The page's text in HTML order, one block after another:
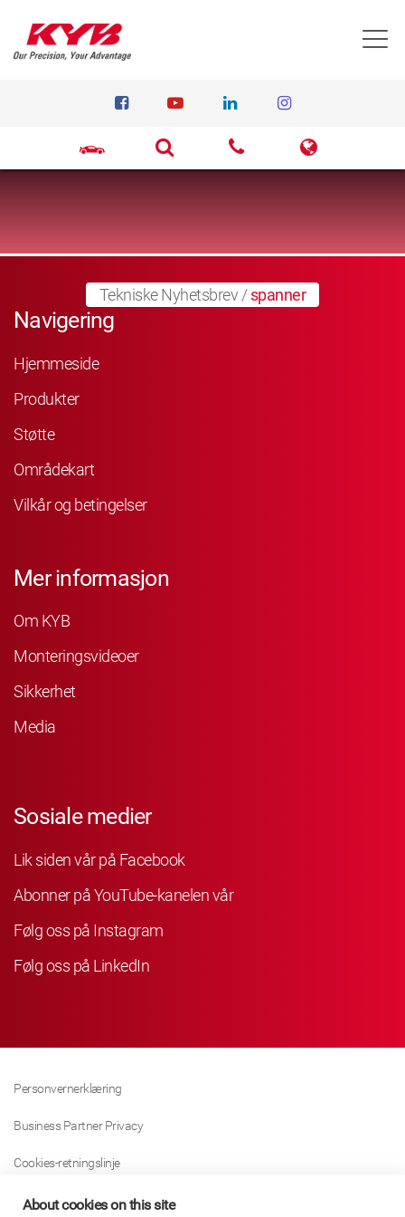
Tekniske Nyhetsbrev /spanner
Navigering
Hjemmeside
Produkter
Støtte
Områdekart
Vilkår og betingelser
Mer informasjon
Om KYB
Monteringsvideoer
Sikkerhet
Media
Sosiale medier
Lik siden vår på Facebook
Abonner på YouTube-kanelen vår
Følg oss på Instagram
Følg oss på LinkedIn
Personvernerklæring
Business Partner Privacy
Cookies-retningslinje
Modern Slavery Act Policy
About cookies on this site